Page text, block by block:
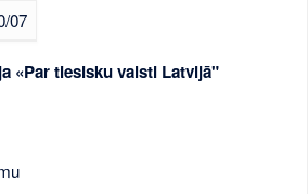
07
«Par tiesisku valsti Latvijā"